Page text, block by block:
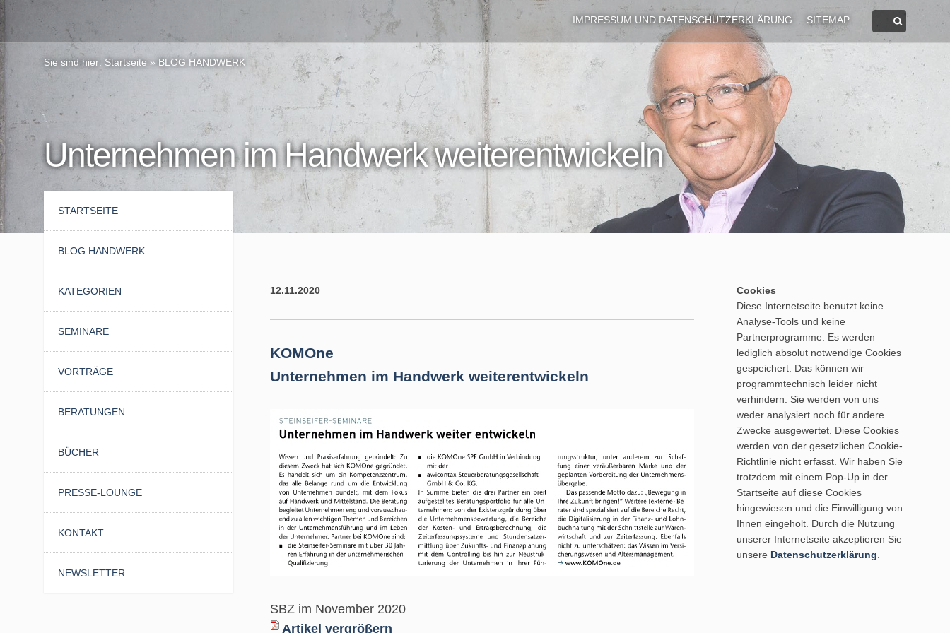
Sie sind hier: Startseite » BLOG HANDWERK
SITEMAP
IMPRESSUM UND DATENSCHUTZERKLÄRUNG
Unternehmen im Handwerk weiterentwickeln
STARTSEITE
BLOG HANDWERK
KATEGORIEN
SEMINARE
VORTRÄGE
BERATUNGEN
BÜCHER
PRESSE-LOUNGE
KONTAKT
NEWSLETTER
12.11.2020
KOMOne
Unternehmen im Handwerk weiterentwickeln
SBZ im November 2020
Artikel vergrößern
Cookies
Diese Internetseite benutzt keine
Analyse-Tools und keine
Partnerprogramme. Es werden
lediglich absolut notwendige Cookies
gespeichert. Das können wir
programmtechnisch leider nicht
verhindern. Sie werden von uns
weder analysiert noch für andere
Zwecke ausgewertet. Diese Cookies
werden von der gesetzlichen Cookie-
Richtlinie nicht erfasst. Wir haben Sie
trotzdem mit einem Pop-Up in der
Startseite auf diese Cookies
hingewiesen und die Einwilligung von
Ihnen eingeholt. Durch die Nutzung
unserer Internetseite akzeptieren Sie
unsere Datenschutzerklärung